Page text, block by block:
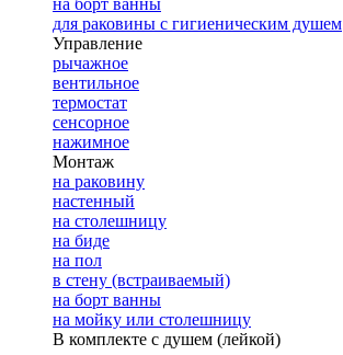
на борт ванны
для раковины с гигиеническим душем
Управление
рычажное
вентильное
термостат
сенсорное
нажимное
Монтаж
на раковину
настенный
на столешницу
на биде
на пол
в стену (встраиваемый)
на борт ванны
на мойку или столешницу
В комплекте с душем (лейкой)